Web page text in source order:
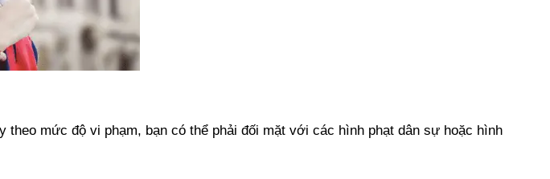
mức độ vi phạm, bạn có thể phải đối mặt với các hình phạt dân sự hoặc hình